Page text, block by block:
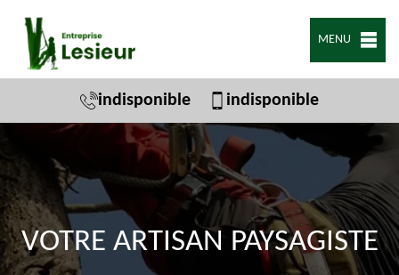
MENU
indisponible indisponible
VOTRE ARTISAN PAYSAGISTE